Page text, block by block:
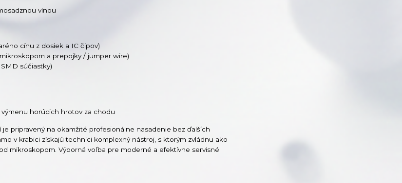
vlnou
cínu z dosiek a IC čipov)
a prepojky / jumper wire)
súčiastky)
horúcich hrotov za chodu
je pripravený na okamžité profesionálne nasadenie bez ďalších
v krabici získajú technici komplexný nástroj, s ktorým zvládnu ako
mikroskopom. Výborná voľba pre moderné a efektívne servisné